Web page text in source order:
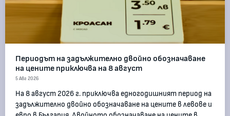
Периодът на задължително двойно обозначаване
на цените приключва на 8 август
5 Авг 2026
На 8 август 2026 г. приключва едногодишният период на
задължително двойно обозначаване на цените в левове и